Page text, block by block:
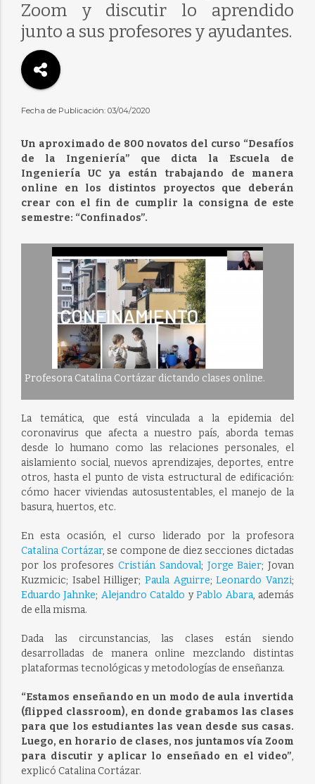
Zoom y discutir lo aprendido
junto a sus profesores y ayudantes.
Fecha de Publicación: 03/04/2020
Un aproximado de 800 novatos del curso “Desafíos
de la Ingeniería” que dicta la Escuela de
Ingeniería UC ya están trabajando de manera
online en los distintos proyectos que deberán
crear con el fin de cumplir la consigna de este
semestre: “Confinados”.
Profesora Catalina Cortázar dictando clases online.
La temática, que está vinculada a la epidemia del
coronavirus que afecta a nuestro país, aborda temas
desde lo humano como las relaciones personales, el
aislamiento social, nuevos aprendizajes, deportes, entre
otros, hasta el punto de vista estructural de edificación:
cómo hacer viviendas autosustentables, el manejo de la
basura, huertos, etc.
En esta ocasión, el curso liderado por la profesora
Catalina Cortázar, se compone de diez secciones dictadas
por los profesoresCristián Sandoval; Jorge Baier; Jovan
Kuzmicic; Isabel Hilliger; Paula Aguirre;Leonardo Vanzi;
Eduardo Jahnke; Alejandro Cataldo yPablo Abara, además
de ella misma.
Dada las circunstancias, las clases están siendo
desarrolladas de manera online mezclando distintas
plataformas tecnológicas y metodologías de enseñanza.
“Estamos enseñando en un modo de aula invertida
(flipped classroom), en donde grabamos las clases
para que los estudiantes las vean desde sus casas.
Luego, en horario de clases, nos juntamos vía Zoom
para discutir y aplicar lo enseñado en el video”,
explicó Catalina Cortázar.